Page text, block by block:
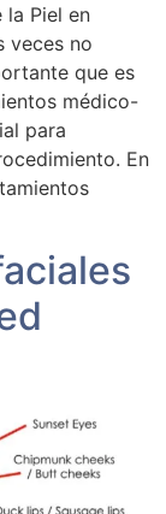
la Piel en
veces no
que es
médico-
para
En